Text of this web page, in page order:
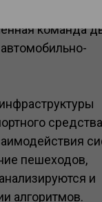
команда
средства
пешеходов,
и
алгоритмов.